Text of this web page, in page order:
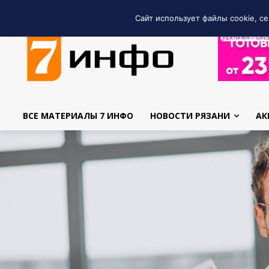
РЕКЛАМА •
ВСЕ МАТЕРИАЛЫ 7 ИНФО НОВОСТИ РЯЗАНИ
Сайт использует файлы cookie,